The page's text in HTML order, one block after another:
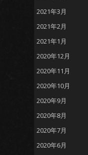
2021年3月
2021年2月
2021年1月
2020年12月
2020年11月
2020年10月
2020年9月
2020年8月
2020年7月
2020年6月